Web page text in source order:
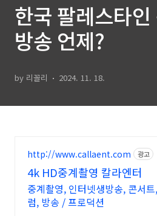
한국 팔레스타
방송 언제?
by 리꼴리 2024. 11. 18.
http://www.callaent.com 광고
4k HD중계촬영 칼라엔터
중계촬영, 인터넷생방송, 콘서
럼, 방송 / 프로덕션